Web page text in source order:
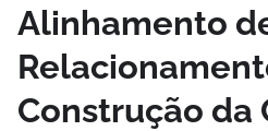
Alinhamento
Construção da